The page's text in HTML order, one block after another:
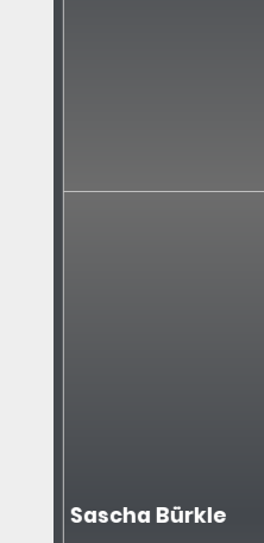
Sascha Bürkle